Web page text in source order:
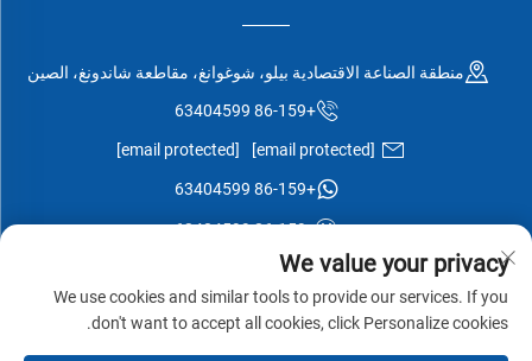
منطقة الصناعة الاقتصادية بيلو، شوغوانغ، مقاطعة شاندونغ، الصين
+86-159 63404599
[email protected]
[email protected]
+86-159 63404599
+86-159 63404599
We value your privacy
We use cookies and similar tools to provide our services. If you
don't want to accept all cookies, click Personalize cookies.